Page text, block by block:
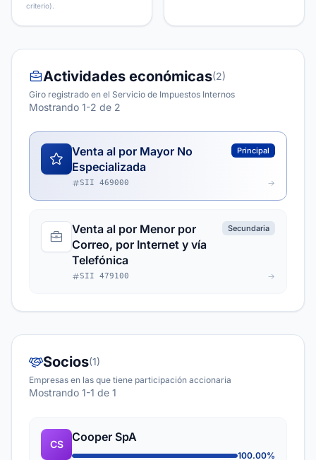
criterio).
Actividades económicas(2)
Giro registrado en el Servicio de Impuestos Internos
Mostrando 1-2 de 2
Venta al por Mayor No
Especializada
Principal
SII 469000
Venta al por Menor por
Correo, por Internet y vía
Telefónica
Secundaria
SII 479100
Socios(1)
Empresas en las que tiene participación accionaria
Mostrando 1-1 de 1
CS
Cooper SpA
100.00%